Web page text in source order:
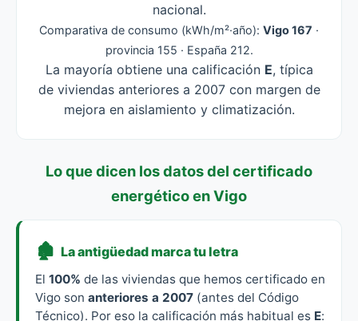
nacional.
Comparativa de consumo (kWh/m²·año): Vigo 167 ·
provincia 155 · España 212.
La mayoría obtiene una calificación E, típica
de viviendas anteriores a 2007 con margen de
mejora en aislamiento y climatización.
Lo que dicen los datos del certificado
energético en Vigo
🏚️ La antigüedad marca tu letra
El 100% de las viviendas que hemos certificado en
Vigo son anteriores a 2007 (antes del Código
Técnico). Por eso la calificación más habitual es E: